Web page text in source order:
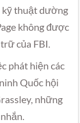
kỹ thuật dường
không được
của FBI.
phát hiện các
Quốc hội
những